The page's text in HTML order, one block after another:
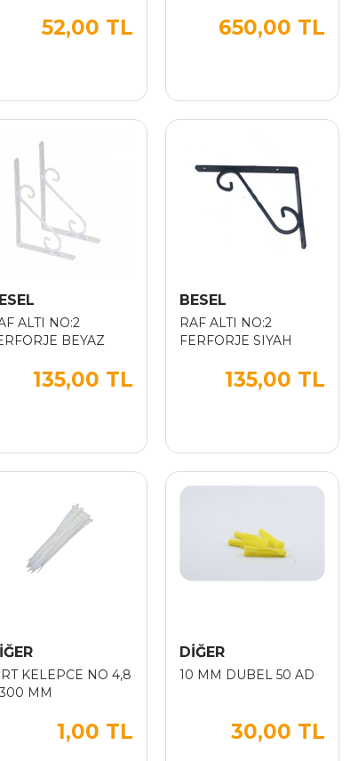
52,00 TL 650,00 TL
ALTI NO:2
BEYAZ
135,00 TL
BESEL
RAF ALTI NO:2
FERFORJE SIYAH
135,00 TL
KELEPCE NO 4,8
MM
1,00 TL
DİĞER
10 MM DUBEL 50 AD
30,00 TL